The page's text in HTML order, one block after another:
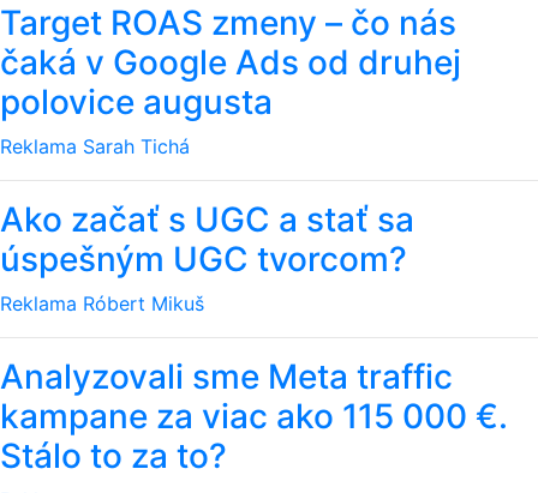
Target ROAS zmeny – čo nás
čaká v Google Ads od druhej
polovice augusta
Reklama Sarah Tichá
Ako začať s UGC a stať sa
úspešným UGC tvorcom?
Reklama Róbert Mikuš
Analyzovali sme Meta traffic
kampane za viac ako 115 000 €.
Stálo to za to?